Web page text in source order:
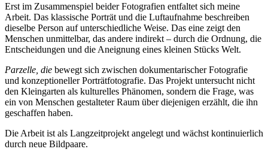
Erst im Zusammenspiel beider Fotografien entfaltet sich meine
Arbeit. Das klassische Porträt und die Luftaufnahme beschreiben
dieselbe Person auf unterschiedliche Weise. Das eine zeigt den
Menschen unmittelbar, das andere indirekt – durch die Ordnung, die
Entscheidungen und die Aneignung eines kleinen Stücks Welt.
Parzelle, die bewegt sich zwischen dokumentarischer Fotografie
und konzeptioneller Porträtfotografie. Das Projekt untersucht nicht
den Kleingarten als kulturelles Phänomen, sondern die Frage, was
ein von Menschen gestalteter Raum über diejenigen erzählt, die ihn
geschaffen haben.
Die Arbeit ist als Langzeitprojekt angelegt und wächst kontinuierlich
durch neue Bildpaare.